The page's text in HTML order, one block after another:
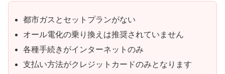
都市ガスとセットプランがない
オール電化の乗り換えは推奨されていません
各種手続きがインターネットのみ
支払い方法がクレジットカードのみとなります